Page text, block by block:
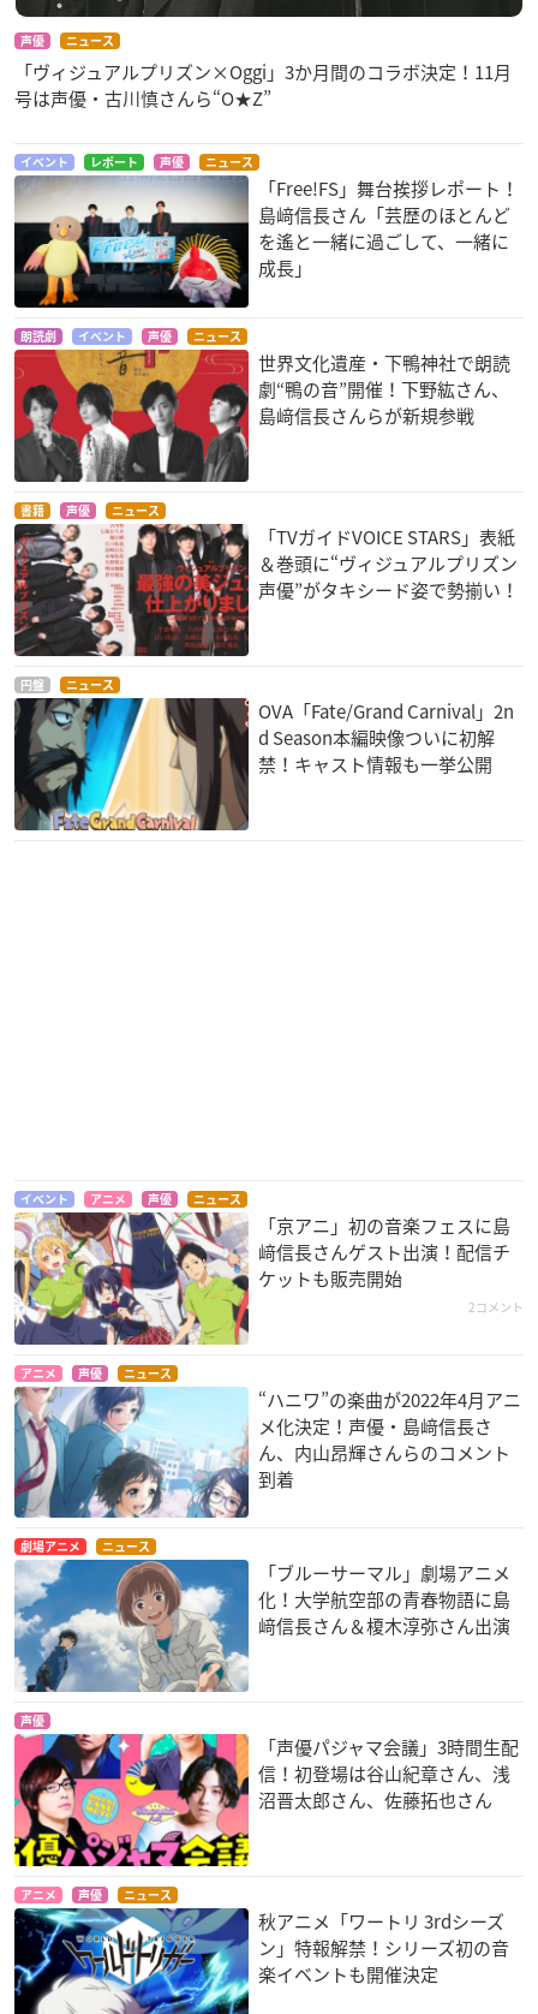
声優 ニュース
「ヴィジュアルプリズン×Oggi」3か月間のコラボ決定！11月
号は声優・古川慎さんら“O★Z”
イベント レポート 声優 ニュース
「Free!FS」舞台挨拶レポート！
島﨑信長さん「芸歴のほとんど
を遙と一緒に過ごして、一緒に
成長」
朗読劇 イベント 声優 ニュース
世界文化遺産・下鴨神社で朗読
劇“鴨の音”開催！下野紘さん、
島﨑信長さんらが新規参戦
書籍 声優 ニュース
「TVガイドVOICE STARS」表紙
＆巻頭に“ヴィジュアルプリズン
声優”がタキシード姿で勢揃い！
円盤 ニュース
OVA「Fate/Grand Carnival」2n
d Season本編映像ついに初解
禁！キャスト情報も一挙公開
イベント アニメ 声優 ニュース
「京アニ」初の音楽フェスに島
﨑信長さんゲスト出演！配信チ
ケットも販売開始
2コメント
アニメ 声優 ニュース
“ハニワ”の楽曲が2022年4月アニ
メ化決定！声優・島﨑信長さ
ん、内山昂輝さんらのコメント
到着
劇場アニメ ニュース
「ブルーサーマル」劇場アニメ
化！大学航空部の青春物語に島
﨑信長さん＆榎木淳弥さん出演
声優
「声優パジャマ会議」3時間生配
信！初登場は谷山紀章さん、浅
沼晋太郎さん、佐藤拓也さん
アニメ 声優 ニュース
秋アニメ「ワートリ 3rdシーズ
ン」特報解禁！シリーズ初の音
楽イベントも開催決定